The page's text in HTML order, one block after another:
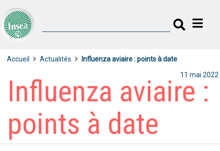
Accueil Actualités Influenza aviaire : points à date
Influenza aviaire :
points à date
11 mai 2022